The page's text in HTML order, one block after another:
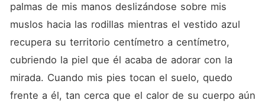
palmas de mis manos deslizándose sobre mis
muslos hacia las rodillas mientras el vestido azul
recupera su territorio centímetro a centímetro,
cubriendo la piel que él acaba de adorar con la
mirada. Cuando mis pies tocan el suelo, quedo
frente a él, tan cerca que el calor de su cuerpo aún